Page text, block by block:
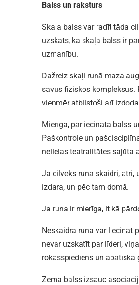
Balss un raksturs
Skaļa balss var radīt tāda
uzskats, ka skaļa balss ir
uzmanību.
Dažreiz skaļi runā maza
savus fiziskos kompleksus.
vienmēr atbilstoši arī
Mierīga, pārliecināta balss
Paškontrole un
nelielas teatralitātes sajūta
Ja cilvēks runā skaidri, ātri,
izdara, un pēc tam domā.
Ja runa ir mierīga, it kā
Neskaidra runa var liecināt
nevar uzskatīt par līderi,
rokasspiediens un apātiska
Zema balss izsauc